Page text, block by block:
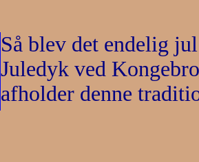
Så blev det endelig
Juledyk ved
afholder denne